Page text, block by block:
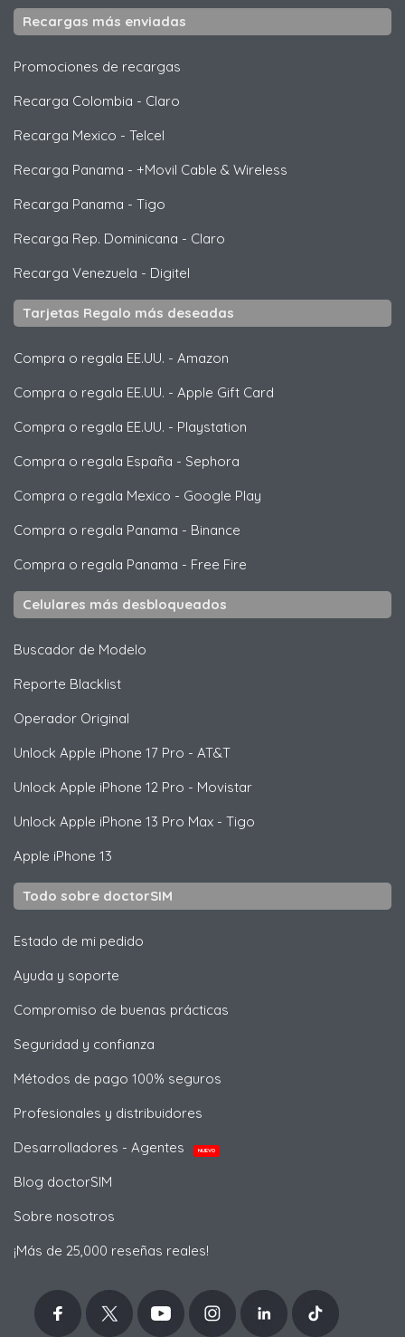
Recargas más enviadas
Promociones de recargas
Recarga Colombia - Claro
Recarga Mexico - Telcel
Recarga Panama - +Movil Cable & Wireless
Recarga Panama - Tigo
Recarga Rep. Dominicana - Claro
Recarga Venezuela - Digitel
Tarjetas Regalo más deseadas
Compra o regala EE.UU. - Amazon
Compra o regala EE.UU. - Apple Gift Card
Compra o regala EE.UU. - Playstation
Compra o regala España - Sephora
Compra o regala Mexico - Google Play
Compra o regala Panama - Binance
Compra o regala Panama - Free Fire
Celulares más desbloqueados
Buscador de Modelo
Reporte Blacklist
Operador Original
Unlock Apple iPhone 17 Pro - AT&T
Unlock Apple iPhone 12 Pro - Movistar
Unlock Apple iPhone 13 Pro Max - Tigo
Apple iPhone 13
Todo sobre doctorSIM
Estado de mi pedido
Ayuda y soporte
Compromiso de buenas prácticas
Seguridad y confianza
Métodos de pago 100% seguros
Profesionales y distribuidores
Desarrolladores - Agentes
NUEVO
Blog doctorSIM
Sobre nosotros
¡Más de 25,000 reseñas reales!